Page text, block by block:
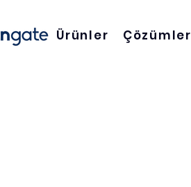
Ürünler Çözümler